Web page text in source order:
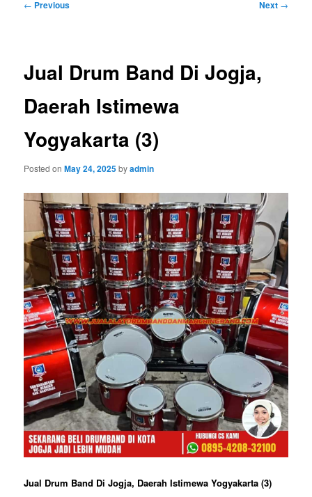
Post
← Previous Next →
Jual Drum Band Di Jogja,
Daerah Istimewa
Yogyakarta (3)
Posted onMay 24, 2025byadmin
Jual Drum Band Di Jogja, Daerah Istimewa Yogyakarta (3)